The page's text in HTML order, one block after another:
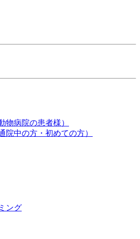
物病院の患者様）
院中の方・初めての方）
ング